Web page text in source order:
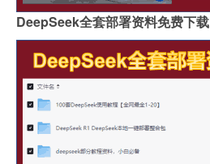
DeepSeek全套部署资料免费下载